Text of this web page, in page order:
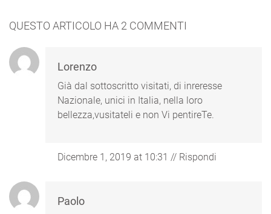
QUESTO ARTICOLO HA 2 COMMENTI
Lorenzo
Già dal sottoscritto visitati, di inreresse
Nazionale, unici in Italia, nella loro
bellezza,vusitateli e non Vi pentireTe.
Dicembre 1, 2019 at 10:31 // Rispondi
Paolo